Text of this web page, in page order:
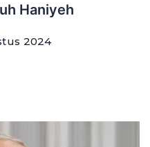
Haniyeh
2024